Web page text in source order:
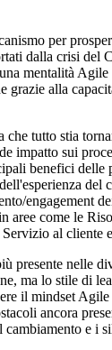
per
dalla crisi del
mentalità
grazie alla
che tutto stia
impatto sui
benefici delle
del
engagement
aree come le
al cliente
presente nelle
ma lo stile di
il mindset
ancora
e i